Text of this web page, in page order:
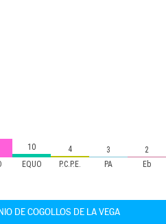
EQUO P.C.P.E. PA Eb
10
4 3 2
DE COGOLLOS DE LA VEGA